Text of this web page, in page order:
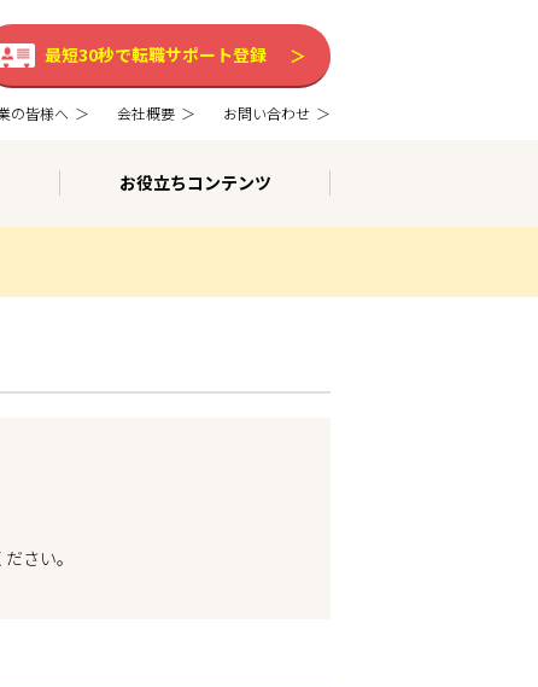
最短30秒で転職サポート登録
の皆様へ 会社概要 お問い合わせ
お役立ちコンテンツ
さい。